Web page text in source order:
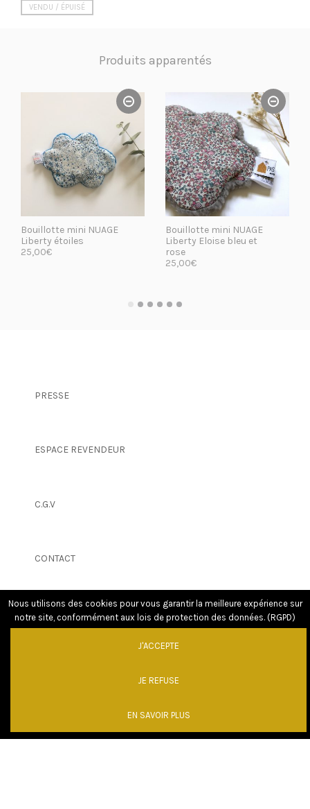
VENDU / ÉPUISÉ
Produits apparentés
Bouillotte mini NUAGE
Liberty étoiles
25,00€
Bouillotte mini NUAGE
Liberty Eloise bleu et
rose
25,00€
PRESSE
ESPACE REVENDEUR
C.G.V
CONTACT
Nous utilisons des cookies pour vous garantir la meilleure expérience sur
notre site, conformément aux lois de protection des données. (RGPD)
J'ACCEPTE
JE REFUSE
EN SAVOIR PLUS